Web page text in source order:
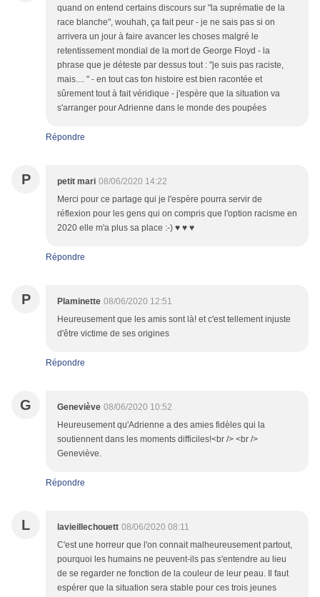
quand on entend certains discours sur "la suprématie de la
race blanche", wouhah, ça fait peur - je ne sais pas si on
arrivera un jour à faire avancer les choses malgré le
retentissement mondial de la mort de George Floyd - la
phrase que je déteste par dessus tout : "je suis pas raciste,
mais.... " - en tout cas ton histoire est bien racontée et
sûrement tout à fait véridique - j'espère que la situation va
s'arranger pour Adrienne dans le monde des poupées
Répondre
P petit mari 08/06/2020 14:22
Merci pour ce partage qui je l'espère pourra servir de
réflexion pour les gens qui on compris que l'option racisme en
2020 elle m'a plus sa place :-) ♥ ♥ ♥
Répondre
P Plaminette 08/06/2020 12:51
Heureusement que les amis sont là! et c'est tellement injuste
d'être victime de ses origines
Répondre
G Geneviève 08/06/2020 10:52
Heureusement qu'Adrienne a des amies fidèles qui la
soutiennent dans les moments difficiles!<br /> <br />
Geneviève.
Répondre
L lavieillechouett 08/06/2020 08:11
C'est une horreur que l'on connait malheureusement partout,
pourquoi les humains ne peuvent-ils pas s'entendre au lieu
de se regarder ne fonction de la couleur de leur peau. Il faut
espérer que la situation sera stable pour ces trois jeunes